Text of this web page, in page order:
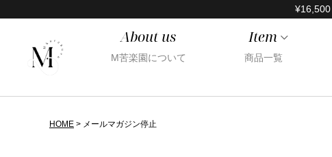
¥16,500
About us
M苦楽園について
Item
商品一覧
HOME メールマガジン停止